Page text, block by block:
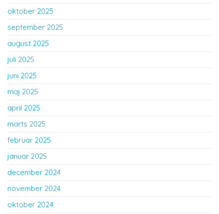
oktober 2025
september 2025
august 2025
juli 2025
juni 2025
maj 2025
april 2025
marts 2025
februar 2025
januar 2025
december 2024
november 2024
oktober 2024